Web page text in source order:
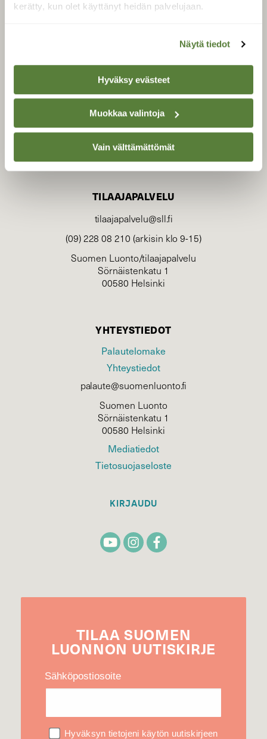
kerätty, kun olet käyttänyt heidän palvelujaan.
Näytä tiedot
Hyväksy evästeet
Muokkaa valintoja
Vain välttämättömät
Suomen Luonto -lehden
luonnonsuojelu­liitto.
TILAAJAPALVELU
tilaajapalvelu@sll.fi
(09) 228 08 210 (arkisin klo 9-15)
Suomen Luonto/tilaajapalvelu
Sörnäistenkatu 1
00580 Helsinki
YHTEYSTIEDOT
Palautelomake
Yhteystiedot
palaute@suomenluonto.fi
Suomen Luonto
Sörnäistenkatu 1
00580 Helsinki
Mediatiedot
Tietosuojaseloste
KIRJAUDU
TILAA SUOMEN
LUONNON UUTIS­KIRJE
Sähköpostiosoite
Hyväksyn tietojeni käytön uutiskirjeen